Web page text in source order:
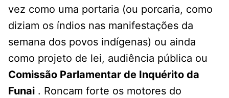
vez como uma portaria (ou porcaria, como
diziam os índios nas manifestações da
semana dos povos indígenas) ou ainda
como projeto de lei, audiência pública ou
Comissão Parlamentar de Inquérito da
Funai . Roncam forte os motores do